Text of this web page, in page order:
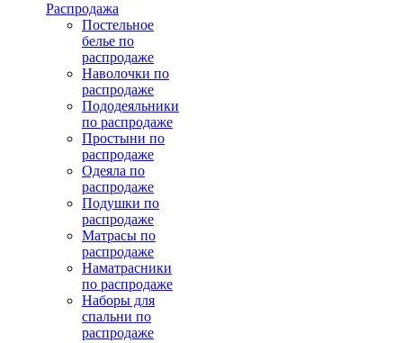
Распродажа
Постельное
белье по
распродаже
Наволочки по
распродаже
Пододеяльники
по распродаже
Простыни по
распродаже
Одеяла по
распродаже
Подушки по
распродаже
Матрасы по
распродаже
Наматрасники
по распродаже
Наборы для
спальни по
распродаже